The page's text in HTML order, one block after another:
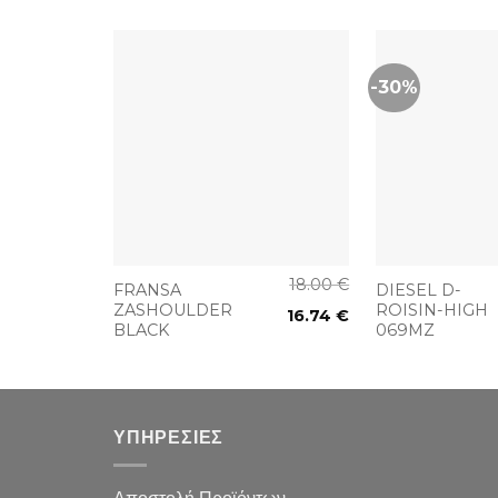
FRANSA
ZASHOULDER
BLACK
18.00€
16.74€
-30%
DIESEL D-
ROISIN-HIGH
069MZ
ΥΠΗΡΕΣΙΕΣ